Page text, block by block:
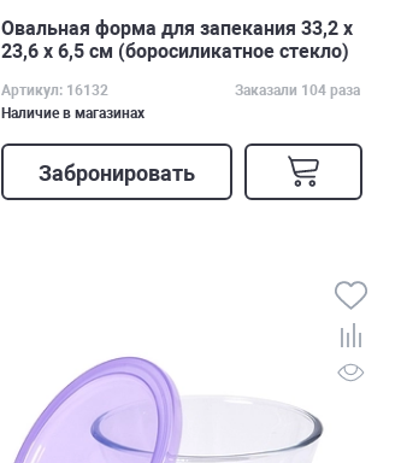
Овальная форма для запекания 33,2 x
23,6 x 6,5 см (боросиликатное стекло)
Артикул: 16132
Заказали 104 раза
Наличие в магазинах
Забронировать